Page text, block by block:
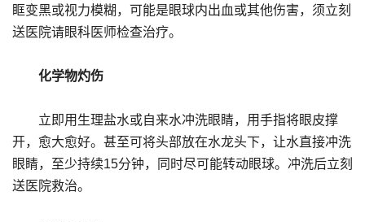
眶变黑或视力模糊，可能是眼球内出血或其他伤害，须立刻
送医院请眼科医师检查治疗。
化学物灼伤
立即用生理盐水或自来水冲洗眼睛，用手指将眼皮撑
开，愈大愈好。甚至可将头部放在水龙头下，让水直接冲洗
眼睛，至少持续15分钟，同时尽可能转动眼球。冲洗后立刻
送医院救治。